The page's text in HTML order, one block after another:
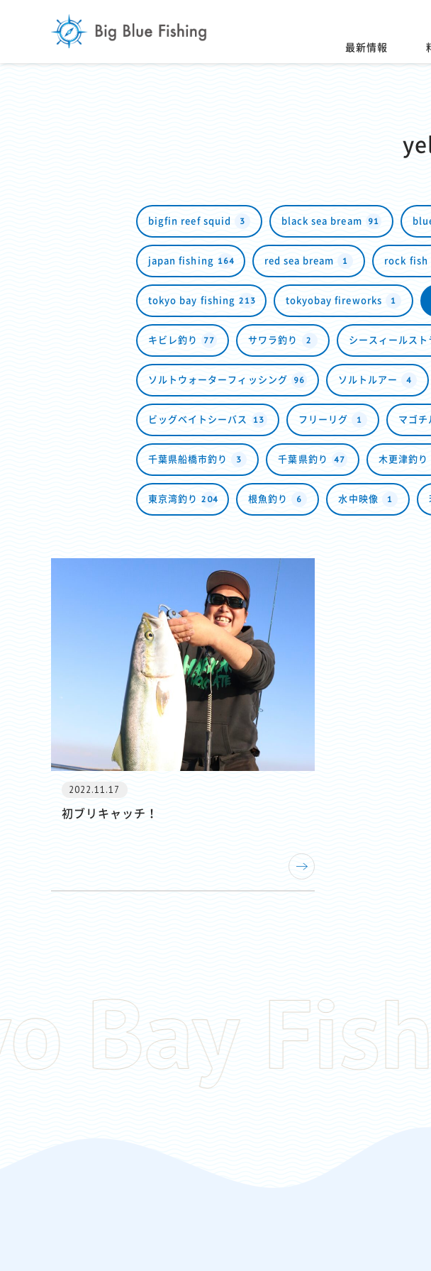
最新情報
bigfin reef squid 3 black sea bream 91
japan fishing 164 red sea bream 1 rock fish
tokyo bay fishing 213 tokyobay fireworks 1
キビレ釣り 77 サワラ釣り 2 シースィールスト
ソルトウォーターフィッシング 96 ソルトルアー 4
ビッグベイトシーバス 13 フリーリグ 1 マゴチ
千葉県船橋市釣り 3 千葉県釣り 47 木更津釣り
東京湾釣り 204 根魚釣り 6 水中映像 1
2022.11.17
初ブリキャッチ！